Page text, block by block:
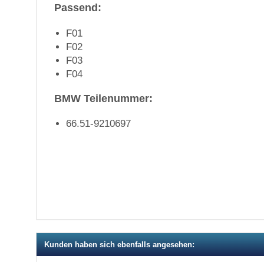
Passend:
F01
F02
F03
F04
BMW Teilenummer:
66.51-9210697
Kunden haben sich ebenfalls angesehen: